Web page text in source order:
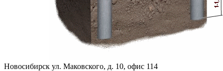
Новосибирск ул. Маковского, д. 10, офис 114